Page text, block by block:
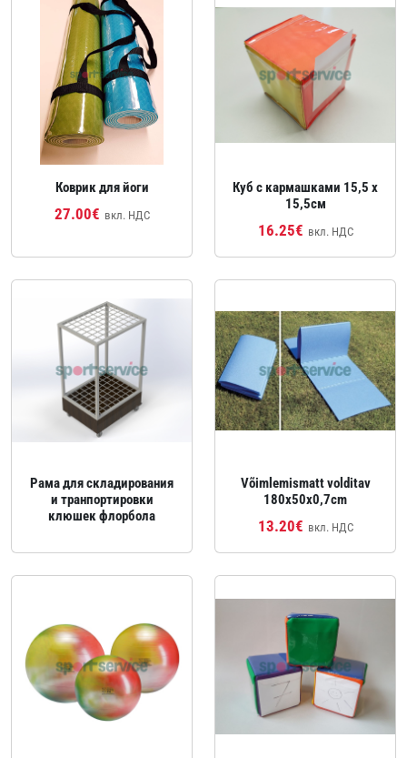
Коврик для йоги
27.00€ вкл. НДС
Куб с кармашками 15,5 x
15,5cм
16.25€ вкл. НДС
Рама для складирования
и транпортировки
клюшек флорбола
Võimlemismatt volditav
180x50x0,7cm
13.20€ вкл. НДС